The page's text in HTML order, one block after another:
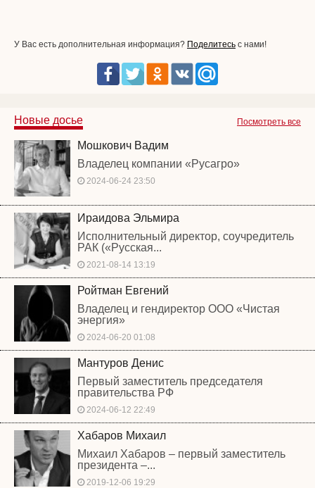
У Вас есть дополнительная информация? Поделитесь с нами!
Посмотреть все
Новые досье
Мошкович Вадим
Владелец компании «Русагро»
2024-06-24 23:50
Ираидова Эльмира
Исполнительный директор, соучредитель
РАК («Русская...
2021-08-14 13:19
Ройтман Евгений
Владелец и гендиректор ООО «Чистая
энергия»
2024-06-20 01:08
Мантуров Денис
Первый заместитель председателя
правительства РФ
2024-06-12 22:49
Хабаров Михаил
Михаил Хабаров – первый заместитель
президента –...
2019-12-06 19:29